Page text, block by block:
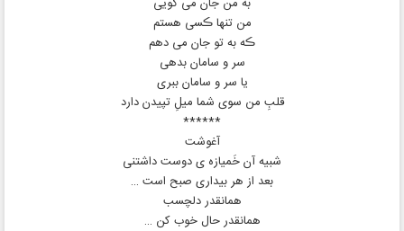
من تنها ڪسی هستم
ڪه به تو جان می دهم
سر و سامان بدهی
یا سر و سامان ببری
قلبِ من سوی شما میلِ تپیدن دارد
******
آغوشت
شبیه آن خَمیازه ی دوست داشتنی
بعد از هر بیداری صبح است …
همانقدر دلچسب
همانقدر حال خوب کن …